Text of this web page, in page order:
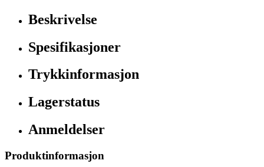
Beskrivelse
Spesifikasjoner
Trykkinformasjon
Lagerstatus
Anmeldelser
Produktinformasjon